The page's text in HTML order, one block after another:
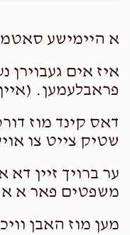
א היימישע
איז אים געבוירן
פראבלעמען.
דאס קינד מוז
שטיק צייט צו
ער ברויך זיין
משפטים פאר א